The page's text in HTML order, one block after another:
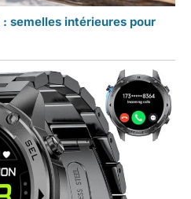
semelles intérieures pour